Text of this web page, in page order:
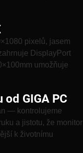
pixelů, jasem
DisplayPort
umožňuje
GIGA PC
— kontrolujeme
a jistotu, že monitor
k životnímu